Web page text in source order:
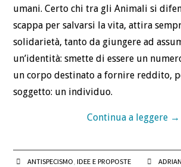
umani. Certo chi tra gli Animali si
scappa per salvarsi la vita, attira
solidarietà, tanto da giungere ad
un’identità: smette di essere un
un corpo destinato a fornire reddito,
soggetto: un individuo.
Continua a leggere →
ANTISPECISMO, IDEE E PROPOSTE